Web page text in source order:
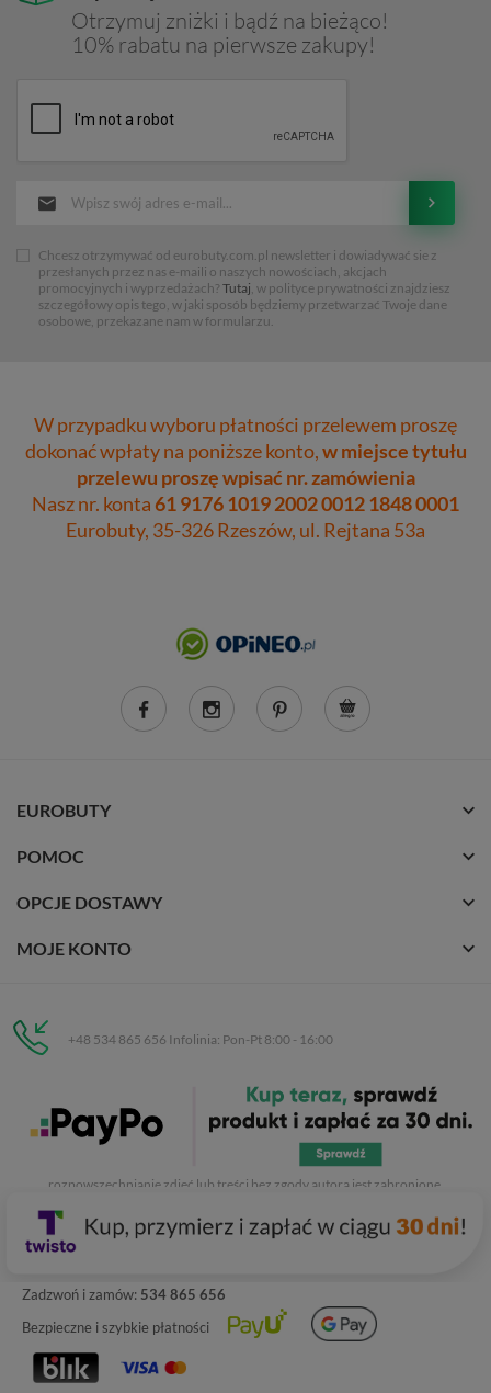
Zadzwoń i zamów: 534 865 656
Bezpieczne i szybkie płatności
Otrzymuj zniżki i bądź na bieżąco!
10% rabatu na pierwsze zakupy!
Chcesz otrzymywać od eurobuty.com.pl newsletter i dowiadywać sie z
przesłanych przez nas e-maili o naszych nowościach, akcjach
promocyjnych i wyprzedażach? Tutaj, w polityce prywatności znajdziesz
szczegółowy opis tego, w jaki sposób będziemy przetwarzać Twoje dane
osobowe, przekazane nam w formularzu.
W przypadku wyboru płatności przelewem proszę
dokonać wpłaty na poniższe konto,w miejsce tytułu
przelewu proszę wpisać nr. zamówienia
Nasz nr. konta61 9176 1019 2002 0012 1848 0001
Eurobuty, 35-326 Rzeszów, ul. Rejtana 53a
EUROBUTY
POMOC
OPCJE DOSTAWY
MOJE KONTO
+48 534 865 656 Infolinia: Pon-Pt 8:00 - 16:00
C.H. Respan, Rejtana 53a/250
35-326 Rzeszów
. Kopiowanie, przetwarzanie,
rozpowszechnianie zdjęć lub treści bez zgody autora jest zabronione.